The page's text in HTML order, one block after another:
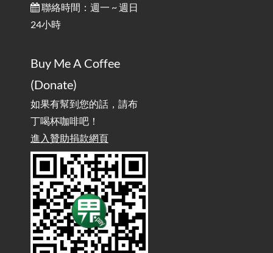
行動網路無法連線？三星手機簡易解決方案
/ Mobile Network Not Connecting? Easy Solutions for Samsung
實作相容OpenAI API，但背後不是OpenAI的API服
務 / Implementing OpenAI API-Compatible Services, But Not
Powered by OpenAI
雜談：生活小技巧之用魔鬼氈避免機車鑰匙脫落吧
/ Talk: Use Velcro to Prevent Your Motorcycle Key From Falling
AdGuard Home不只是拿來擋廣告/ AdGuard
Home Is More Than Just an Ad Blocker
聯絡時間：週一 ~ 週日
24小時
Buy Me A Coffee
(Donate)
如果有幫到您的話，請布
丁喝杯咖啡吧！
進入贊助捐款網頁